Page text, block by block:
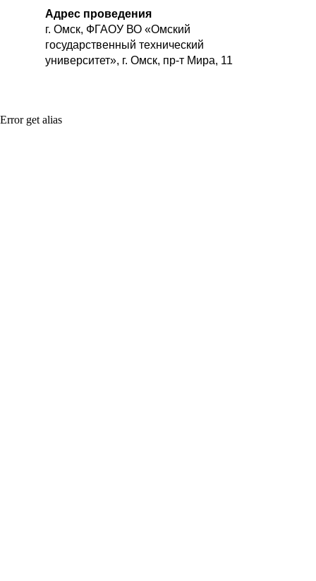
Адрес проведения
г. Омск, ФГАОУ ВО «Омский
государственный технический
университет», г. Омск, пр-т Мира, 11
Error get alias